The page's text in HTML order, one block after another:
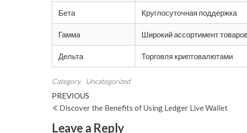
Бета Круглосуточная поддержка
Гамма Широкий ассортимент
Дельта Торговля криптовалютами
Category Uncategorized
Post
navigation
Previous
Post
PREVIOUS
Discover the Benefits of Using Ledger Live Wallet
Leave a Reply